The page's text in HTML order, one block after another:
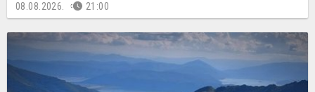
08.08.2026. 21:00